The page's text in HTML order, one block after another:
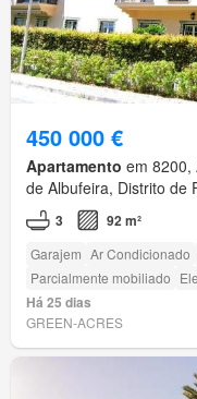
450 000 €
Apartamento em 8200,
de Albufeira, Distrito de
3 92 m²
Garajem Ar Condicionado
Parcialmente mobiliado
Há 25 dias
GREEN-ACRES